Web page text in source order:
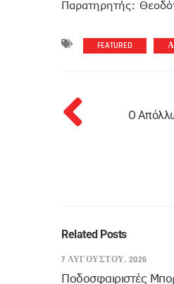
Παρατηρητής:
FEATURED
Ο
Related Posts
7 ΑΥΓΟΎΣΤΟΥ, 2026
Ποδοσφαιριστές